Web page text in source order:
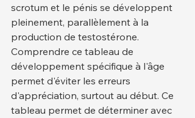
scrotum et le pénis se développent
pleinement, parallèlement à la
production de testostérone.
Comprendre ce tableau de
développement spécifique à l'âge
permet d'éviter les erreurs
d'appréciation, surtout au début. Ce
tableau permet de déterminer avec